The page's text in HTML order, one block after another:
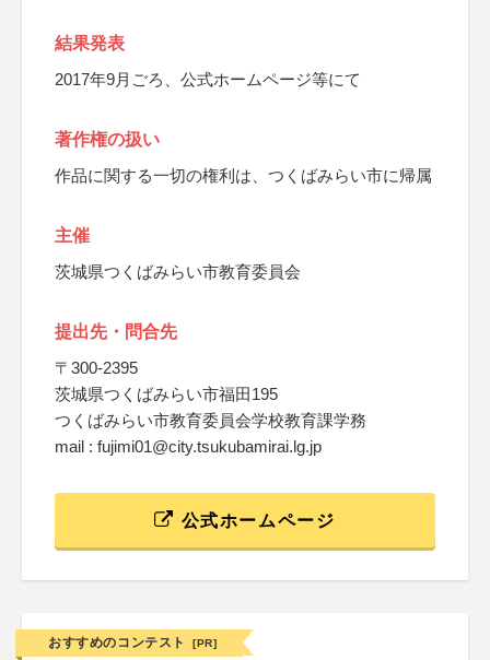
結果発表
2017年9月ごろ、公式ホームページ等にて
著作権の扱い
作品に関する一切の権利は、つくばみらい市に帰属
主催
茨城県つくばみらい市教育委員会
提出先・問合先
〒300-2395
茨城県つくばみらい市福田195
つくばみらい市教育委員会学校教育課学務
mail : fujimi01@city.tsukubamirai.lg.jp
公式ホームページ
おすすめのコンテスト [PR]